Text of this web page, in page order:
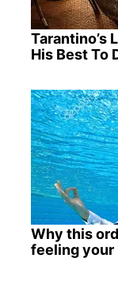
Tarantino’s
His Best To
Why this
feeling your